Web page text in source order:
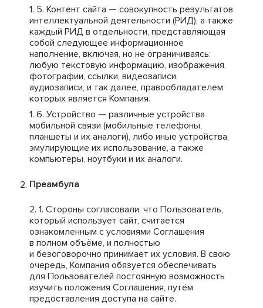
Контент сайта — совокупность результатов
интеллектуальной деятельности (РИД), а также
каждый РИД в отдельности, представляющая
собой следующее информационное
наполнение, включая, но не ограничиваясь:
любую текстовую информацию, изображения,
фотографии, ссылки, видеозаписи,
аудиозаписи, и так далее, правообладателем
которых является Компания.
Устройство — различные устройства
мобильной связи (мобильные телефоны,
планшеты и их аналоги), либо иные устройства,
эмулирующие их использование, а также
компьютеры, ноутбуки и их аналоги.
Преамбула
Стороны согласовали, что Пользователь,
который использует сайт, считается
ознакомленным с условиями Соглашения
в полном объёме, и полностью
и безоговорочно принимает их условия. В свою
очередь, Компания обязуется обеспечивать
для Пользователей постоянную возможность
изучить положения Соглашения, путём
предоставления доступа на сайте.